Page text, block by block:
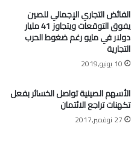
الفائض التجاري الإجمالي للصين
يفوق التوقعات ويتجاوز 41 مليار
دولار في مايو رغم ضغوط الحرب
التجارية
10 يونيو,2019
الأسهم الصينية تواصل الخسائر بفعل
تكهنات تراجع الائتمان
27 نوفمبر,2017